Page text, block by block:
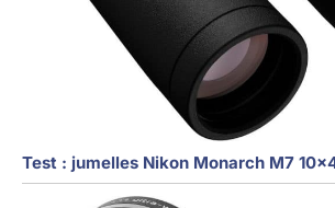
Test : jumelles Nikon Monarch M7